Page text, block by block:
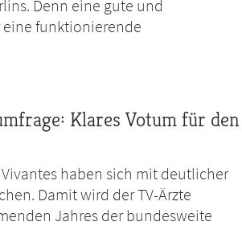
Denn eine gute und
funktionierende
Klares Votum für den
haben sich mit deutlicher
Damit wird der TV-Ärzte
Jahres der bundesweite